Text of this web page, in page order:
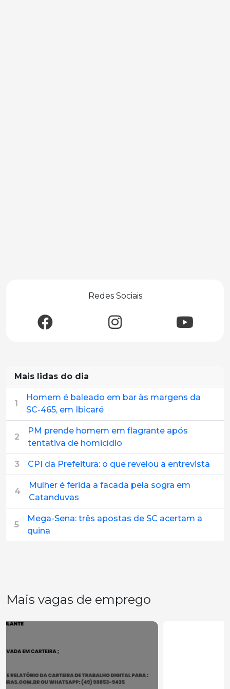
Redes Sociais
Mais lidas do dia
1
Homem é baleado em bar às margens da
SC-465, em Ibicaré
2
PM prende homem em flagrante após
tentativa de homicídio
3 CPI da Prefeitura: o que revelou a entrevista
4
Mulher é ferida a facada pela sogra em
Catanduvas
5
Mega-Sena: três apostas de SC acertam a
quina
Mais vagas de emprego